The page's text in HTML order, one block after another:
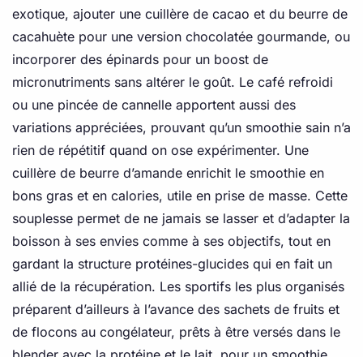
exotique, ajouter une cuillère de cacao et du beurre de
cacahuète pour une version chocolatée gourmande, ou
incorporer des épinards pour un boost de
micronutriments sans altérer le goût. Le café refroidi
ou une pincée de cannelle apportent aussi des
variations appréciées, prouvant qu’un smoothie sain n’a
rien de répétitif quand on ose expérimenter. Une
cuillère de beurre d’amande enrichit le smoothie en
bons gras et en calories, utile en prise de masse. Cette
souplesse permet de ne jamais se lasser et d’adapter la
boisson à ses envies comme à ses objectifs, tout en
gardant la structure protéines-glucides qui en fait un
allié de la récupération. Les sportifs les plus organisés
préparent d’ailleurs à l’avance des sachets de fruits et
de flocons au congélateur, prêts à être versés dans le